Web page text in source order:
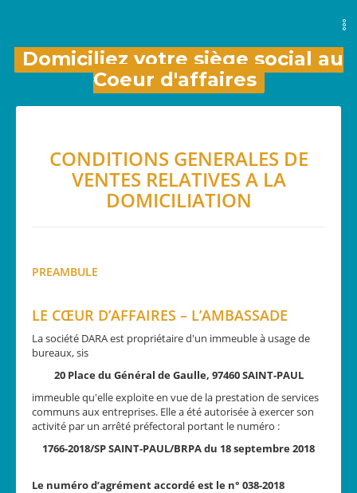
Domiciliez votre siège social au
Coeur d'affaires
CONDITIONS GENERALES DE
VENTES RELATIVES A LA
DOMICILIATION
PREAMBULE
LE CŒUR D’AFFAIRES – L’AMBASSADE
La société DARA est propriétaire d'un immeuble à usage de
bureaux, sis
20 Place du Général de Gaulle, 97460 SAINT-PAUL
immeuble qu'elle exploite en vue de la prestation de services
communs aux entreprises. Elle a été autorisée à exercer son
activité par un arrêté préfectoral portant le numéro :
1766-2018/SP SAINT-PAUL/BRPA du 18 septembre 2018
Le numéro d’agrément accordé est le n° 038-2018